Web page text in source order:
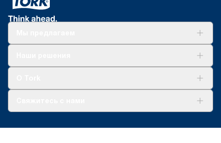
(+7) 777 779 0095